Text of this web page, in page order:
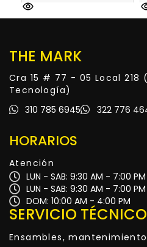
THE MARK
Cra 15 # 77 - 05 Local 218
Tecnología)
310 785 6945
322 776
HORARIOS
Atención
LUN - SAB: 9:30 AM - 7:00 PM
LUN - SAB: 9:30 AM - 7:00 PM
DOM: 10:00 AM - 4:00 PM
SERVICIO TÉCNICO
Ensambles,